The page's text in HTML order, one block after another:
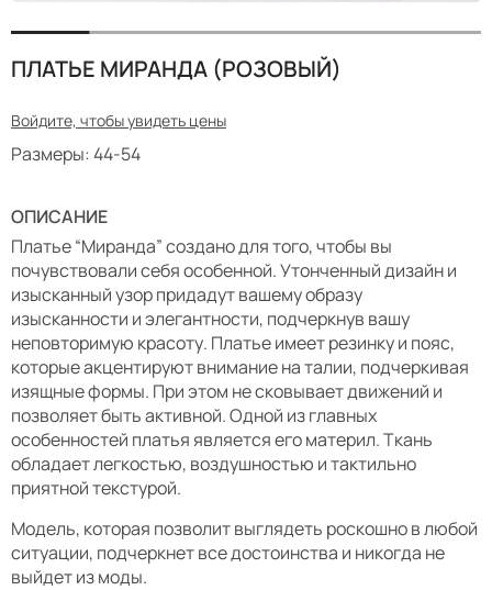
ПЛАТЬЕ МИРАНДА (РОЗОВЫЙ)
Войдите, чтобы увидеть цены
Размеры: 44-54
ОПИСАНИЕ
Платье “Миранда” создано для того, чтобы вы
почувствовали себя особенной. Утонченный дизайн и
изысканный узор придадут вашему образу
изысканности и элегантности, подчеркнув вашу
неповторимую красоту. Платье имеет резинку и пояс,
которые акцентируют внимание на талии, подчеркивая
изящные формы. При этом не сковывает движений и
позволяет быть активной. Одной из главных
особенностей платья является его материл. Ткань
обладает легкостью, воздушностью и тактильно
приятной текстурой.
Модель, которая позволит выглядеть роскошно в любой
ситуации, подчеркнет все достоинства и никогда не
выйдет из моды.